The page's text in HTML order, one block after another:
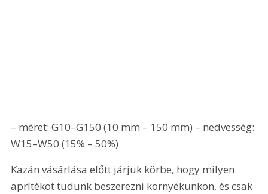
– méret: G10–G150 (10 mm – 150 mm) – nedvesség:
W15–W50 (15% – 50%)
Kazán vásárlása előtt járjuk körbe, hogy milyen
aprítékot tudunk beszerezni környékünkön, és csak